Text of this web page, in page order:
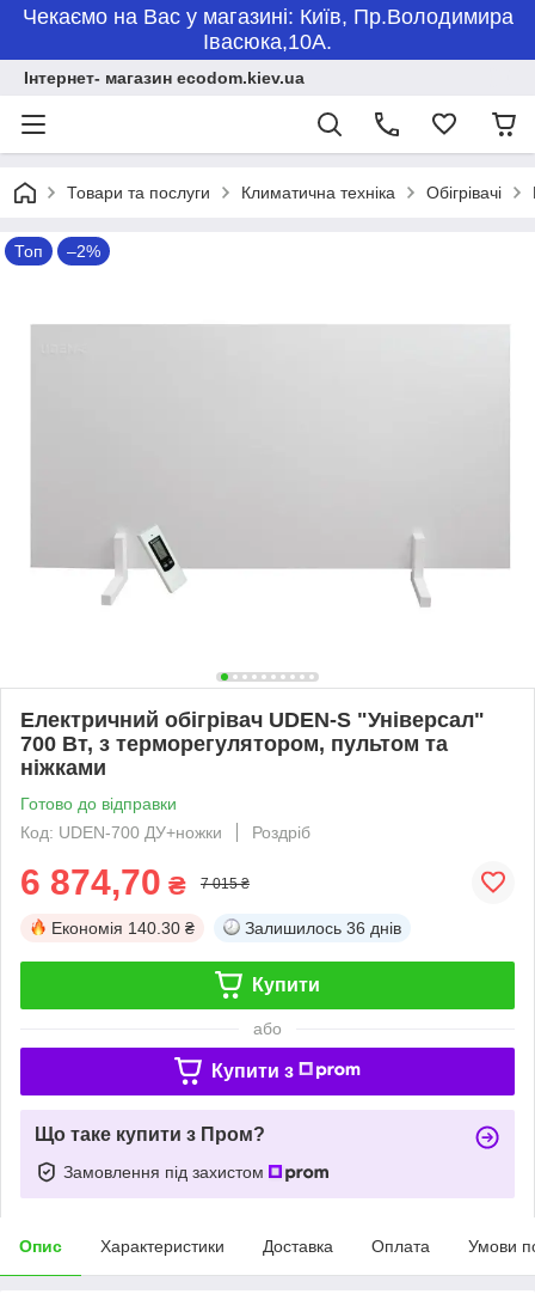
Чекаємо на Вас у магазині: Київ, Пр.Володимира
Івасюка,10А.
Інтернет- магазин ecodom.kiev.ua
Товари та послуги Климатична техніка Обігрівачі
Топ –2%
Електричний обігрівач UDEN-S "Універсал"
700 Вт, з терморегулятором, пультом та
ніжками
Готово до відправки
Код: UDEN-700 ДУ+ножки
Роздріб
6 874,70 ₴ 7 015 ₴
Економія 140.30 ₴ Залишилось 36 днів
Купити
або
Купити з
Що таке купити з Пром?
Замовлення під захистом
Опис Характеристики Доставка Оплата Умови